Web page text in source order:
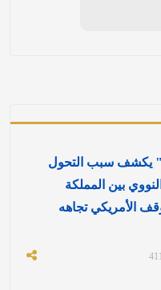
يكشف سبب التحول
بين المملكة
الأمريكي تجاهه